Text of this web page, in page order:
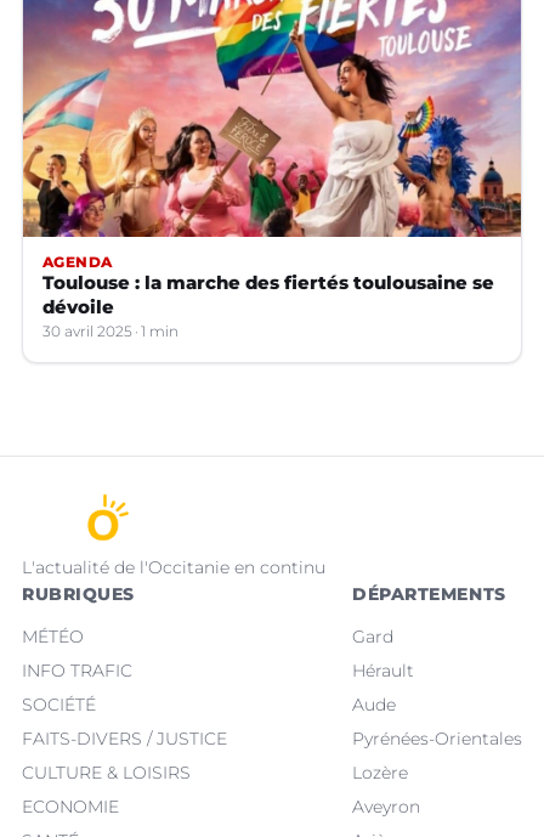
AGENDA
Toulouse : la marche des fiertés toulousaine se
dévoile
30 avril 2025 1 min
L'actualité de l'Occitanie en continu
RUBRIQUES
MÉTÉO
INFO TRAFIC
SOCIÉTÉ
FAITS-DIVERS / JUSTICE
CULTURE & LOISIRS
ECONOMIE
DÉPARTEMENTS
Gard
Hérault
Aude
Pyrénées-Orientales
Lozère
Aveyron